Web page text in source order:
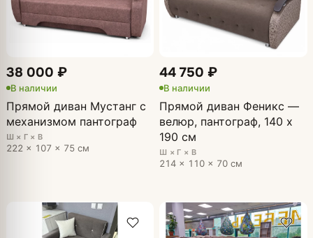
38 000 ₽
В наличии
Прямой диван Мустанг с
механизмом пантограф
Ш × Г × В
222 × 107 × 75 см
44 750 ₽
В наличии
Прямой диван Феникс —
велюр, пантограф, 140 х
190 см
Ш × Г × В
214 × 110 × 70 см